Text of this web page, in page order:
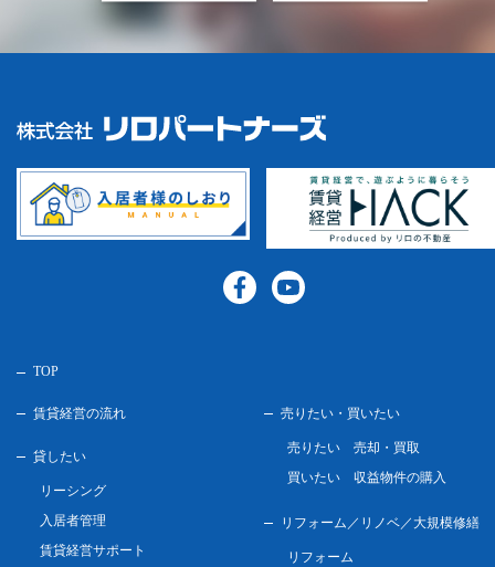
TOP
賃貸経営の流れ
貸したい
リーシング
入居者管理
賃貸経営サポート
売りたい・買いたい
売りたい 売却・買取
買いたい 収益物件の購入
リフォーム／リノベ／ 大規模修繕
リフォーム